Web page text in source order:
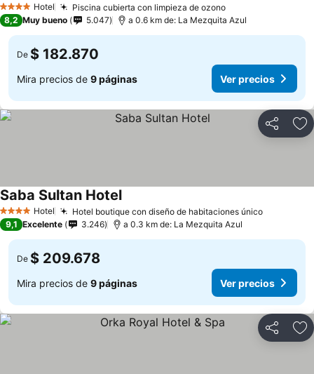
4 EstrellasHotel Piscina cubierta con limpieza de ozonoVer precios
8,2 Muy bueno 5.047 a 0.6 km de: La Mezquita Azul
De $ 182.870
Mira precios de 9 páginas Ver precios
Compartir
4 EstrellasHotel Hotel boutique con diseño de habitaciones únicoVer
Saba Sultan HotelVer precios
9,1 Excelente 3.246 a 0.3 km de: La Mezquita Azul
De $ 209.678
Mira precios de 9 páginas Ver precios
Compartir